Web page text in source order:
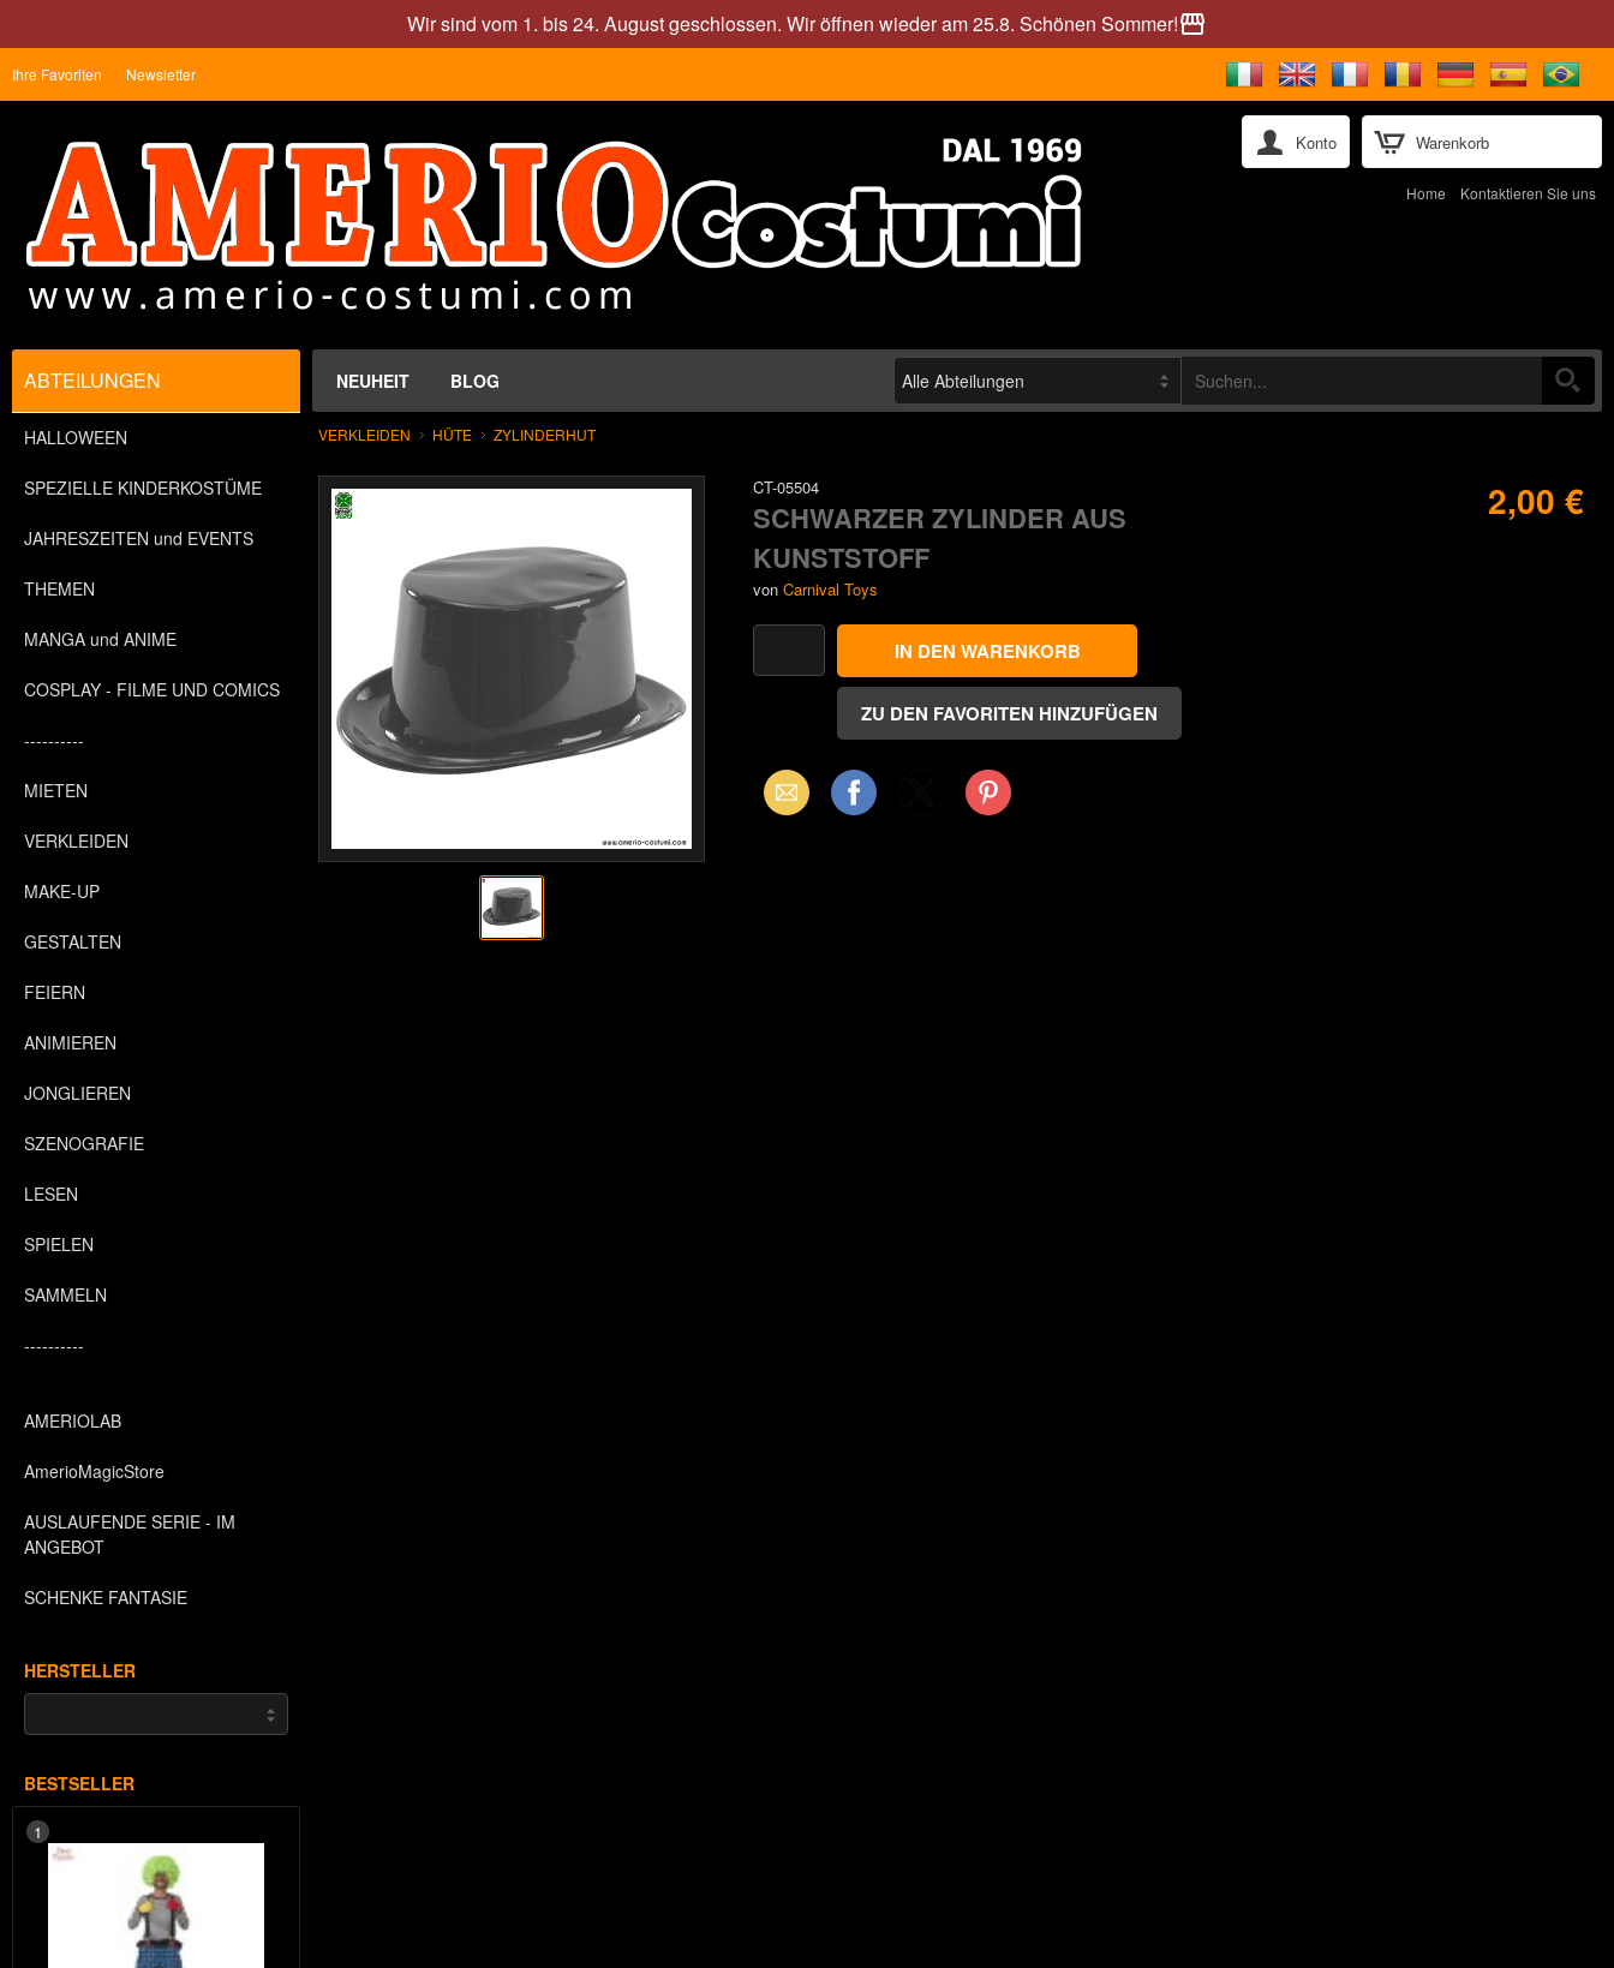
Wir sind vom 1. bis 24. August geschlossen. Wir öffnen wieder am 25.8. Schönen Sommer!storefront
Warenkorb
Ihre Favoriten Newsletter
Konto
Home Kontaktieren Sie uns
NEUHEIT BLOG
ABTEILUNGEN
HALLOWEEN
SPEZIELLE KINDERKOSTÜME
JAHRESZEITEN und EVENTS
THEMEN
MANGA und ANIME
COSPLAY - FILME UND COMICS
----------
MIETEN
VERKLEIDEN
MAKE-UP
GESTALTEN
FEIERN
ANIMIEREN
JONGLIEREN
SZENOGRAFIE
LESEN
SPIELEN
SAMMELN
----------
AMERIOLAB
AmerioMagicStore
AUSLAUFENDE SERIE - IM
ANGEBOT
SCHENKE FANTASIE
HERSTELLER
BESTSELLER
1
VERKLEIDEN HÜTE ZYLINDERHUT
CT-05504
SCHWARZER ZYLINDER AUS
KUNSTSTOFF
von Carnival Toys
2,00 €
Email Facebook Pinterest